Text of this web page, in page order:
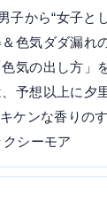
子から“女子と
色気ダダ漏れ
気の出し方」
予想以上に夕
ンな香りのす
シーモア